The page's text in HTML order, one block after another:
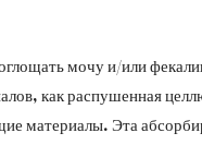
мочу и/или
как распушенная
материалы. Эта